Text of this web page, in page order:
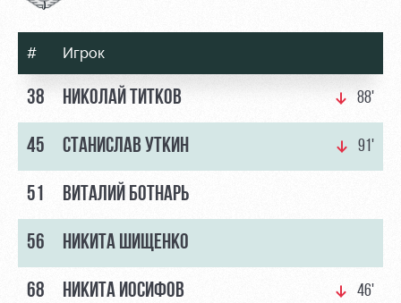
# Игрок
38 НИКОЛАЙ ТИТКОВ 88'
45 СТАНИСЛАВ УТКИН 91'
51 ВИТАЛИЙ БОТНАРЬ
56 НИКИТА ШИЩЕНКО
68 НИКИТА ИОСИФОВ 46'